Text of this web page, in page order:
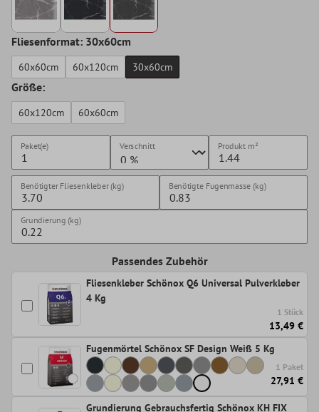
Fliesenformat: 30x60cm
60x60cm 60x120cm 30x60cm
Größe:
60x120cm 60x60cm
Paket(e) Verschnitt Produkt m²
Benötigter Fliesenkleber (kg) Benötigte Fugenmasse (kg)
Grundierung (kg)
Passendes Zubehör
Fliesenkleber Schönox Q6 Universal Pulverkleber
4 Kg
1 Stück
13,49 €
Fugenmörtel Schönox SF Design Weiß 5 Kg
1 Paket
27,91 €
Grundierung Gebrauchsfertig Schönox KH FIX